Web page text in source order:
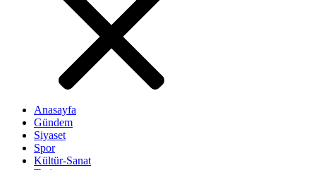
Anasayfa
Gündem
Siyaset
Spor
Kültür-Sanat